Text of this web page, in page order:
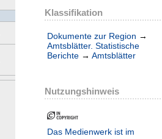
Klassifikation
Dokumente zur Region →
Amtsblätter. Statistische
Berichte → Amtsblätter
Nutzungshinweis
Das Medienwerk ist im